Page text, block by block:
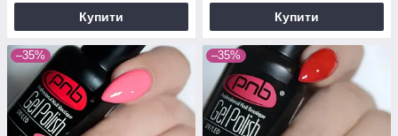
Купити Купити
–35% –35%